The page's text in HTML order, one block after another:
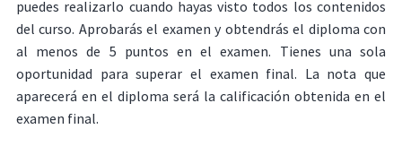
puedes realizarlo cuando hayas visto todos los contenidos
del curso. Aprobarás el examen y obtendrás el diploma con
al menos de 5 puntos en el examen. Tienes una sola
oportunidad para superar el examen final. La nota que
aparecerá en el diploma será la calificación obtenida en el
examen final.